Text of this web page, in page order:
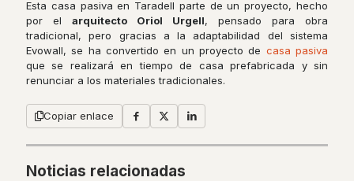
Esta casa pasiva en Taradell parte de un proyecto, hecho
por el arquitecto Oriol Urgell, pensado para obra
tradicional, pero gracias a la adaptabilidad del sistema
Evowall, se ha convertido en un proyecto de casa pasiva
que se realizará en tiempo de casa prefabricada y sin
renunciar a los materiales tradicionales.
Copiar enlace
Noticias relacionadas